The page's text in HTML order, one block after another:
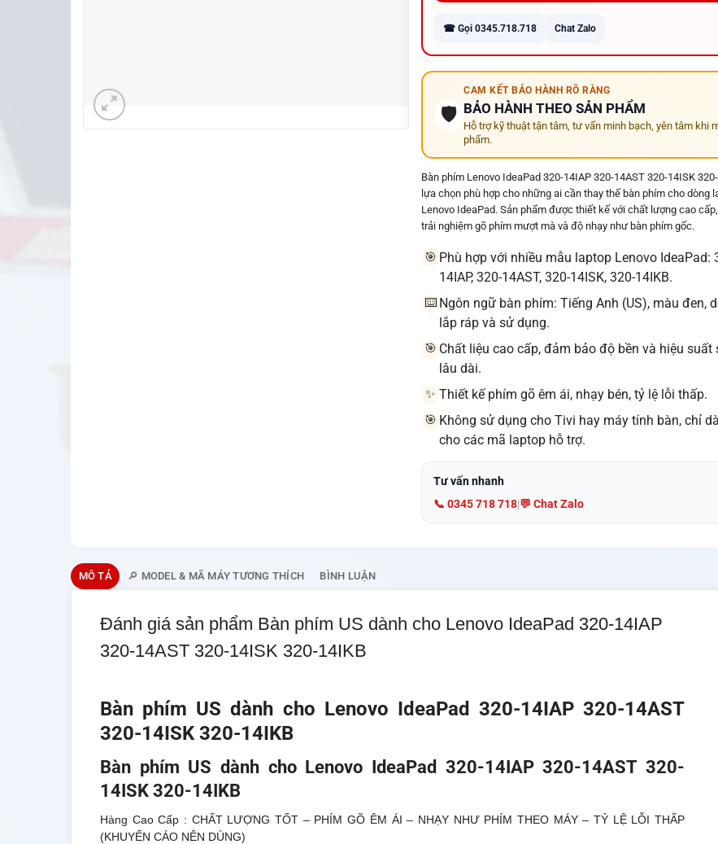
⚡ Hỗ trợ thay lấy liền nhiều dòng Dell, HP, Lenovo,
🚚 Miễn phí giao hàng toàn quốc – Giao hỏa tốc tại
Quảng Ngãi
☎ Gọi 0345.718.718 Chat Zalo
🛡️
CAM KẾT BẢO HÀNH RÕ RÀNG
BẢO HÀNH THEO SẢN PHẨM
Hỗ trợ kỹ thuật tận tâm, tư vấn minh bạch, yên tâm khi
phẩm.
Bàn phím Lenovo IdeaPad 320-14IAP 320-14AST 320-14ISK
lựa chọn phù hợp cho những ai cần thay thế bàn phím cho dòng
Lenovo IdeaPad. Sản phẩm được thiết kế với chất lượng cao
trải nghiệm gõ phím mượt mà và độ nhạy như bàn phím gốc.
🎯 Phù hợp với nhiều mẫu laptop Lenovo IdeaPad:
14IAP, 320-14AST, 320-14ISK, 320-14IKB.
⌨️ Ngôn ngữ bàn phím: Tiếng Anh (US), màu đen,
lắp ráp và sử dụng.
🎯 Chất liệu cao cấp, đảm bảo độ bền và hiệu suất
lâu dài.
✨ Thiết kế phím gõ êm ái, nhạy bén, tỷ lệ lỗi thấp.
🎯 Không sử dụng cho Tivi hay máy tính bàn, chỉ
cho các mã laptop hỗ trợ.
Tư vấn nhanh
📞 0345 718 718|💬 Chat Zalo
MÔ TẢ 🔎 MODEL & MÃ MÁY TƯƠNG THÍCH BÌNH LUẬN
Đánh giá sản phẩm Bàn phím US dành cho Lenovo IdeaPad 320-14IAP
320-14AST 320-14ISK 320-14IKB
Bàn phím US dành cho Lenovo IdeaPad 320-14IAP 320-14AST
320-14ISK 320-14IKB
Bàn phím US dành cho Lenovo IdeaPad 320-14IAP 320-14AST 320-
14ISK 320-14IKB
Hàng Cao Cấp : CHẤT LƯỢNG TỐT – PHÍM GÕ ÊM ÁI – NHẠY NHƯ PHÍM THEO MÁY – TỶ LỆ LỖI THẤP
(KHUYẾN CÁO NÊN DÙNG)